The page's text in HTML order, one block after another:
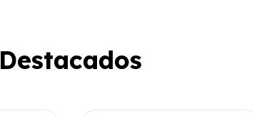
Destacados